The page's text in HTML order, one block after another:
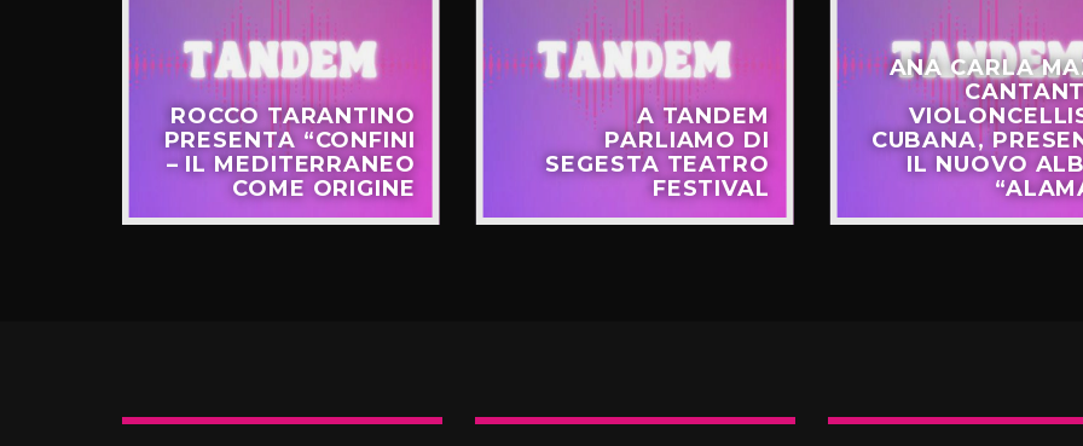
ROCCO TARANTINO
PRESENTA “CONFINI
– IL MEDITERRANEO
COME ORIGINE
A TANDEM
PARLIAMO DI
SEGESTA TEATRO
FESTIVAL
ANA CARLA
CUBANA,
IL NUOVO